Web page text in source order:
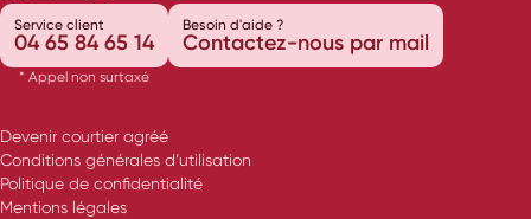
Service client
04 65 84 65 14
* Appel non surtaxé
Besoin d'aide ?
Contactez-nous par mail
Devenir courtier agréé
Conditions générales d’utilisation
Politique de confidentialité
Mentions légales